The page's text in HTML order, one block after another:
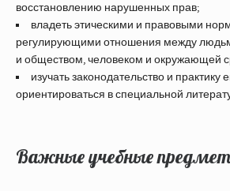
восстановлению нарушенных прав;
владеть этическими и правовыми
регулирующими отношения между
и обществом, человеком и окружающей
изучать законодательство и практику
ориентироваться в специальной
Важные учебные